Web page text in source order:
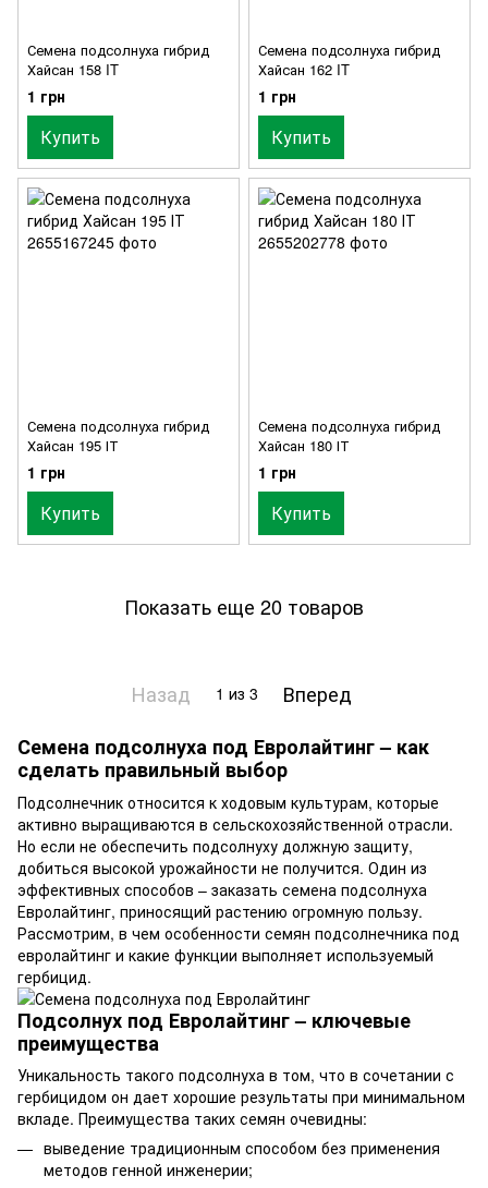
Семена подсолнуха гибрид
Хайсан 158 IT
1 грн
Купить
Семена подсолнуха гибрид
Хайсан 162 IT
1 грн
Купить
Семена подсолнуха гибрид
Хайсан 195 ІТ
1 грн
Купить
Семена подсолнуха гибрид
Хайсан 180 ІТ
1 грн
Купить
Показать еще 20 товаров
Назад 1 из 3
Вперед
Семена подсолнуха под Евролайтинг – как
сделать правильный выбор
Подсолнечник относится к ходовым культурам, которые
активно выращиваются в сельскохозяйственной отрасли.
Но если не обеспечить подсолнуху должную защиту,
добиться высокой урожайности не получится. Один из
эффективных способов – заказать семена подсолнуха
Евролайтинг, приносящий растению огромную пользу.
Рассмотрим, в чем особенности семян подсолнечника под
евролайтинг и какие функции выполняет используемый
гербицид.
Подсолнух под Евролайтинг – ключевые
преимущества
Уникальность такого подсолнуха в том, что в сочетании с
гербицидом он дает хорошие результаты при минимальном
вкладе. Преимущества таких семян очевидны:
выведение традиционным способом без применения
методов генной инженерии;